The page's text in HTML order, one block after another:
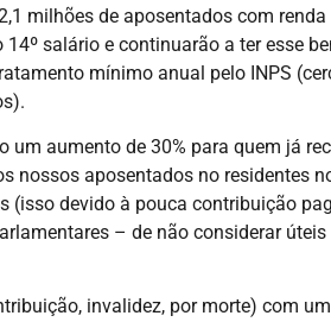
milhões de aposentados com
salário e continuarão a ter esse
mínimo anual pelo INPS
aumento de 30% para quem já
nossos aposentados no residentes
(isso devido à pouca contribuição
– de não considerar
invalidez, por morte) com